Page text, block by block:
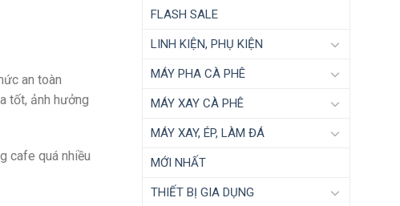
an toàn
tốt, ảnh hưởng
cafe quá nhiều
FLASH SALE
LINH KIỆN, PHỤ KIỆN
MÁY PHA CÀ PHÊ
MÁY XAY CÀ PHÊ
MÁY XAY, ÉP, LÀM ĐÁ
MỚI NHẤT
THIẾT BỊ GIA DỤNG